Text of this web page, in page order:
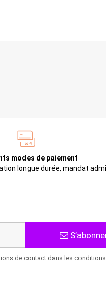
modes de paiement
longue durée, mandat
de contact dans les